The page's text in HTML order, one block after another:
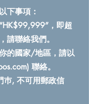
下事項：
，即超
請聯絡我們。
的國家/地區，請以
) 聯絡。
巿, 不可用郵政信